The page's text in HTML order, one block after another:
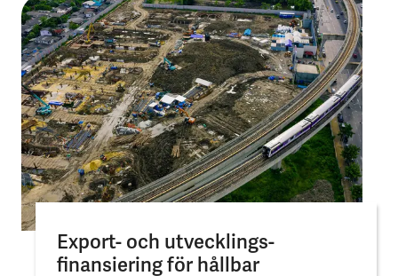
Export- och utvecklings­
finansiering för hållbar